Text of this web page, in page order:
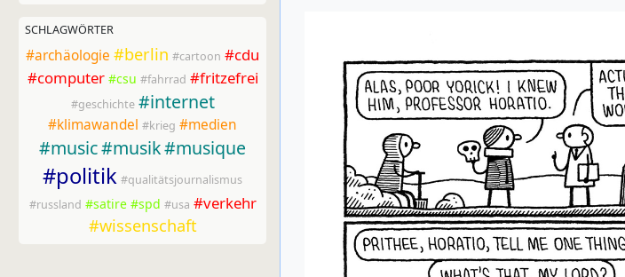
SCHLAGWÖRTER
#archäologie #berlin #cartoon #cdu
#computer #csu #fahrrad #fritzefrei
#geschichte #internet
#klimawandel #krieg #medien
#music#musik#musique
#politik #qualitätsjournalismus
#russland #satire #spd #usa #verkehr
#wissenschaft